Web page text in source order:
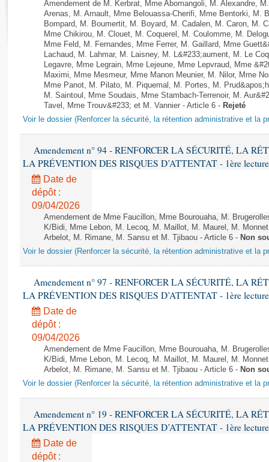
Rapports d'enquête
Rapports législatifs
Rapports sur l'application des lois
Baromètre de l’application des lois
Dossiers législatifs
Budget et sécurité sociale
Questions écrites et orales
Comptes rendus des débats
Amendement de M. Kerbrat, Mme Abomangoli, M. Alexandre,
Arenas, M. Arnault, Mme Belouassa-Cherifi, Mme Bentorki, M.
Bompard, M. Boumertit, M. Boyard, M. Cadalen, M. Caron, M.
Mme Chikirou, M. Clouet, M. Coquerel, M. Coulomme, M.
Mme Feld, M. Fernandes, Mme Ferrer, M. Gaillard, Mme
Lachaud, M. Lahmar, M. Laisney, M. L&#233;aument, M. Le
Legavre, Mme Legrain, Mme Lejeune, Mme Lepvraud, Mme
Maximi, Mme Mesmeur, Mme Manon Meunier, M. Nilor, Mme
Mme Panot, M. Pilato, M. Piquemal, M. Portes, M.
M. Saintoul, Mme Soudais, Mme Stambach-Terrenoir, M.
Tavel, Mme Trouv&#233; et M. Vannier - Article 6 - Rejeté
Voir le dossier (Renforcer la sécurité, la rétention administrative et la
Amendement n° 94 - RENFORCER LA SÉCURITÉ, LA
LA PRÉVENTION DES RISQUES D’ATTENTAT - 1ère lecture
Date de
dépôt :
09/04/2026
Amendement de Mme Faucillon, Mme Bourouaha, M.
K/Bidi, Mme Lebon, M. Lecoq, M. Maillot, M. Maurel, M.
Arbelot, M. Rimane, M. Sansu et M. Tjibaou - Article 6 - Non
Voir le dossier (Renforcer la sécurité, la rétention administrative et la
Amendement n° 97 - RENFORCER LA SÉCURITÉ, LA
LA PRÉVENTION DES RISQUES D’ATTENTAT - 1ère lecture
Date de
dépôt :
09/04/2026
Amendement de Mme Faucillon, Mme Bourouaha, M.
K/Bidi, Mme Lebon, M. Lecoq, M. Maillot, M. Maurel, M.
Arbelot, M. Rimane, M. Sansu et M. Tjibaou - Article 6 - Non
Voir le dossier (Renforcer la sécurité, la rétention administrative et la
Amendement n° 19 - RENFORCER LA SÉCURITÉ, LA
LA PRÉVENTION DES RISQUES D’ATTENTAT - 1ère lecture
Date de
dépôt :